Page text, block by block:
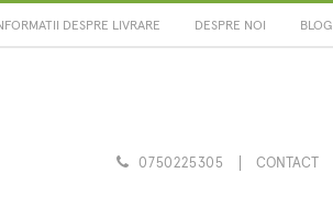
DESPRE LIVRARE DESPRE NOI BLOG
0750225305 CONTACT